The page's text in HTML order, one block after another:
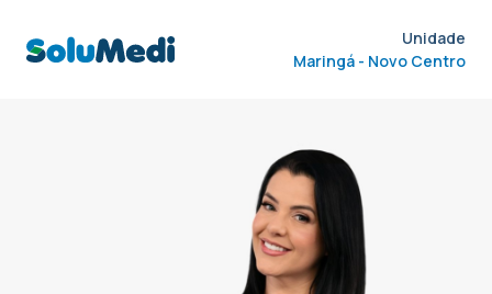
Unidade
Maringá - Novo Centro